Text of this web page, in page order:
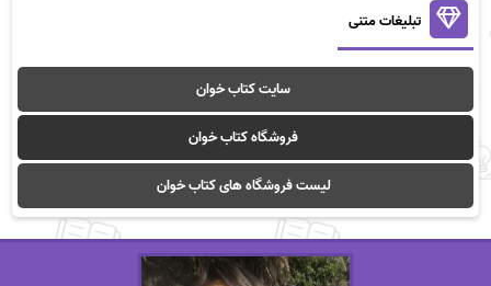
تبلیغات متنی
سایت کتاب خوان
فروشگاه کتاب خوان
لیست فروشگاه های کتاب خوان